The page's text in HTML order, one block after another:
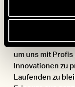
auf
Wir nehmen an
um uns mit
Innovationen zu
Laufenden zu